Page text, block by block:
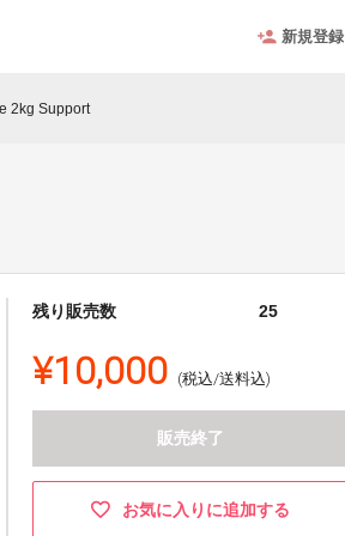
新規登録
2kg Support
残り販売数 25
¥10,000 (税込/送料込)
販売終了
お気に入りに追加する